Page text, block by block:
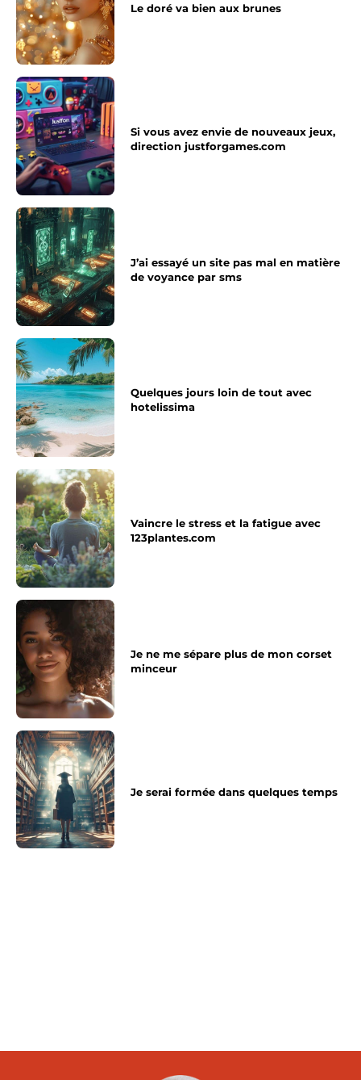
Le doré va bien aux brunes
Si vous avez envie de nouveaux jeux,
direction justforgames.com
J’ai essayé un site pas mal en matière
de voyance par sms
Quelques jours loin de tout avec
hotelissima
Vaincre le stress et la fatigue avec
123plantes.com
Je ne me sépare plus de mon corset
minceur
Je serai formée dans quelques temps